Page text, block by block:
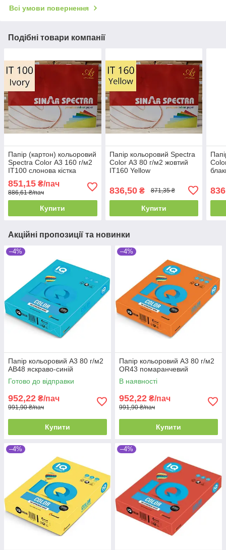
Всі умови повернення
Подібні товари компанії
Папір (картон) кольоровий
Spectra Color А3 160 г/м2
IT100 слонова кістка
851,15 ₴/пач
886,61 ₴/пач
Купити
Папір кольоровий Spectra
Color А3 80 г/м2 жовтий
IT160 Yellow
836,50₴ 871,35 ₴
Купити
Акційні пропозиції та новинки
–4%
Папір кольоровий А3 80 г/м2
AB48 яскраво-синій
Готово до відправки
952,22 ₴/пач
991,90 ₴/пач
Купити
–4%
Папір кольоровий А3 80 г/м2
OR43 помаранчевий
В наявності
952,22 ₴/пач
991,90 ₴/пач
Купити
–4% –4%